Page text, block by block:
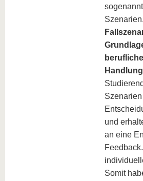
und
an eine
Somit